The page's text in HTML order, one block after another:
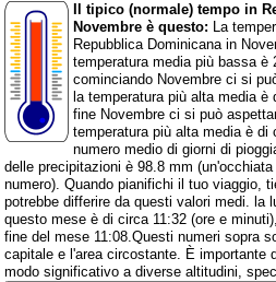
Il tipico (normale) tempo in
Novembre è questo: La
Repubblica Dominicana in
temperatura media più bassa
cominciando Novembre ci si
la temperatura più alta media
fine Novembre ci si può
temperatura più alta media è
numero medio di giorni di
delle precipitazioni è 98.8 mm (
numero). Quando pianifichi il tuo viaggio,
potrebbe differire da questi valori medi. la
questo mese è di circa 11:32 (ore e
fine del mese 11:08.Questi numeri sopra
capitale e l'area circostante. È importante
modo significativo a diverse altitudini,